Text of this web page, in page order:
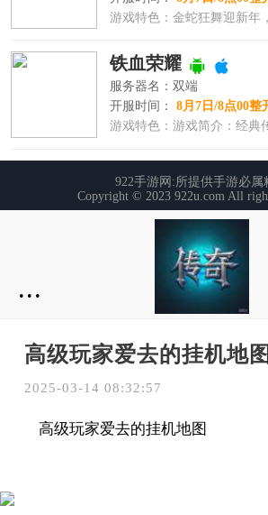
...
高级玩家爱去的挂机地图
2025-03-14 08:32:57
高级玩家爱去的挂机地图